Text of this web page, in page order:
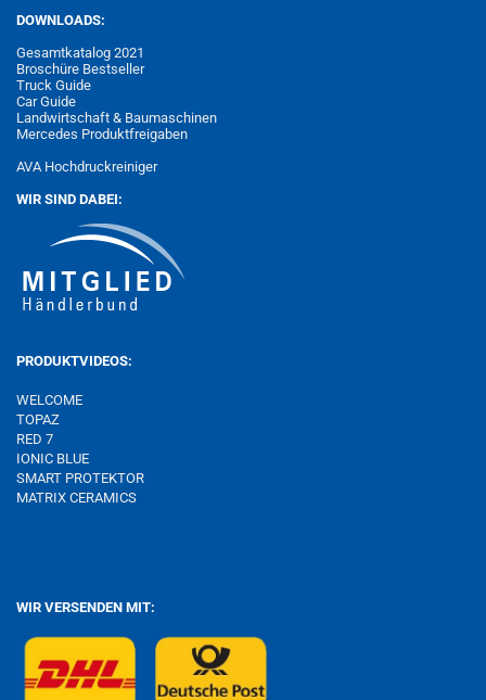
DOWNLOADS:
Gesamtkatalog 2021
Broschüre Bestseller
Truck Guide
Car Guide
Landwirtschaft & Baumaschinen
Mercedes Produktfreigaben
AVA Hochdruckreiniger
WIR SIND DABEI:
PRODUKTVIDEOS:
WELCOME
TOPAZ
RED 7
IONIC BLUE
SMART PROTEKTOR
MATRIX CERAMICS
WIR VERSENDEN MIT: